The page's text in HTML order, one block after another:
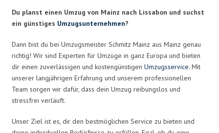
Du planst einen Umzug von Mainz nach Lissabon und suchst
ein günstiges Umzugsunternehmen?
Dann bist du bei Umzugsmeister Schmitz Mainz aus Mainz genau
richtig! Wir sind Experten für Umzüge in ganz Europa und bieten
dir einen zuverlässigen und kostengünstigen Umzugsservice. Mit
unserer langjährigen Erfahrung und unserem professionellen
Team sorgen wir dafür, dass dein Umzug reibungslos und
stressfrei verläuft.
Unser Ziel ist es, dir den bestmöglichen Service zu bieten und